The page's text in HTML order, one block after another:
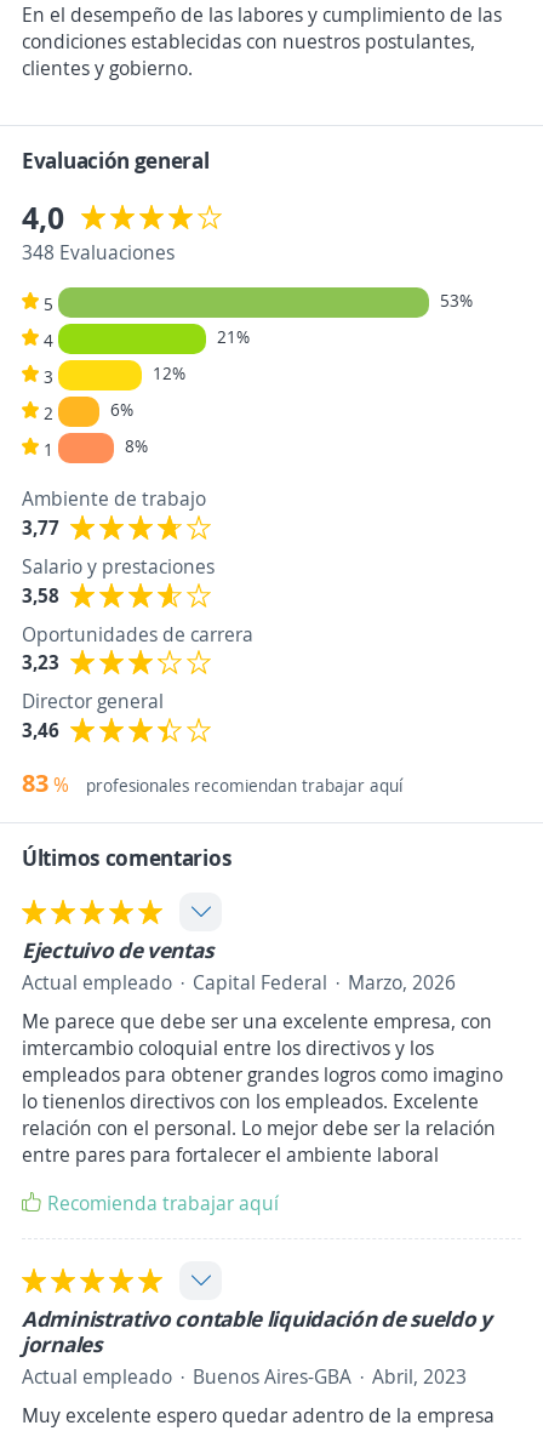
En el desempeño de las labores y cumplimiento de las
condiciones establecidas con nuestros postulantes,
clientes y gobierno.
Evaluación general
4,0
348 Evaluaciones
5
53%
4
21%
3
12%
2
6%
1
8%
Ambiente de trabajo
3,77
Salario y prestaciones
3,58
Oportunidades de carrera
3,23
Director general
3,46
83% profesionales recomiendan trabajar aquí
Últimos comentarios
Ejectuivo de ventas
Actual empleado Capital Federal
Marzo, 2026
Me parece que debe ser una excelente empresa, con
imtercambio coloquial entre los directivos y los
empleados para obtener grandes logros como imagino
lo tienenlos directivos con los empleados. Excelente
relación con el personal. Lo mejor debe ser la relación
entre pares para fortalecer el ambiente laboral
Recomienda trabajar aquí
Administrativo contable liquidación de sueldo y
jornales
Actual empleado Buenos Aires-GBA
Abril, 2023
Muy excelente espero quedar adentro de la empresa